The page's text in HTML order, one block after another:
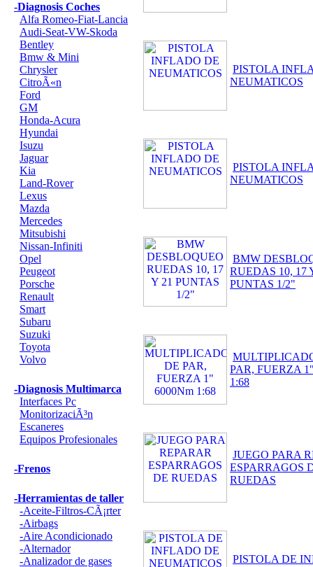
-Diagnosis Coches
Alfa Romeo-Fiat-Lancia
Audi-Seat-VW-Skoda
Bentley
Bmw & Mini
Chrysler
CitroÃ«n
Ford
GM
Honda-Acura
Hyundai
Isuzu
Jaguar
Kia
Land-Rover
Lexus
Mazda
Mercedes
Mitsubishi
Nissan-Infiniti
Opel
Peugeot
Porsche
Renault
Smart
Subaru
Suzuki
Toyota
Volvo
-Diagnosis Multimarca
Interfaces Pc
MonitorizaciÃ³n
Escaneres
Equipos Profesionales
-Frenos
-Herramientas de taller
-Aceite-Filtros-CÃ¡rter
-Airbags
-Aire Acondicionado
-Alternador
-Analizador de gases
PISTOLA
NEUMATICOS
PISTOLA
NEUMATICOS
BMW
RUEDAS 10, 17
PUNTAS 1/2"
PAR, FUERZA
1:68
JUEGO PARA
ESPARRAGOS
RUEDAS
PISTOLA DE